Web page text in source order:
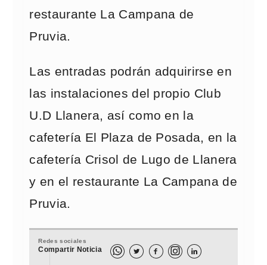
restaurante La Campana de
Pruvia.
Las entradas podrán adquirirse en
las instalaciones del propio Club
U.D Llanera, así como en la
cafetería El Plaza de Posada, en la
cafetería Crisol de Lugo de Llanera
y en el restaurante La Campana de
Pruvia.
Redes sociales
Compartir Noticia   